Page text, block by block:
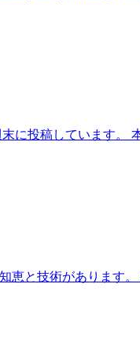
に投稿しています。
恵と技術があります